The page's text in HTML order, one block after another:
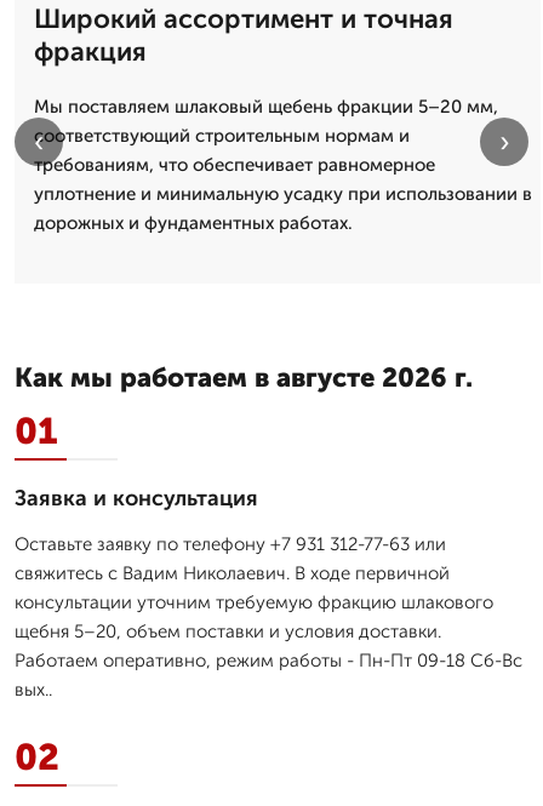
Широкий ассортимент и точная
фракция
Мы поставляем шлаковый щебень фракции 5–20 мм,
соответствующий строительным нормам и
требованиям, что обеспечивает равномерное
уплотнение и минимальную усадку при использовании в
дорожных и фундаментных работах.
‹ ›
Как мы работаем в августе 2026 г.
01
Заявка и консультация
Оставьте заявку по телефону +7 931 312-77-63 или
свяжитесь с Вадим Николаевич. В ходе первичной
консультации уточним требуемую фракцию шлакового
щебня 5–20, объем поставки и условия доставки.
Работаем оперативно, режим работы - Пн-Пт 09-18 Сб-Вс
вых..
02